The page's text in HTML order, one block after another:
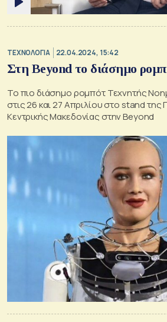
ΤΕΧΝΟΛΟΓΙΑ 22.04.2024, 15:42
Στη Beyond το διάσημο
Το πιο διάσημο ρομπότ Τεχνητής
στις 26 και 27 Απριλίου στο stand της
Κεντρικής Μακεδονίας στην Beyond